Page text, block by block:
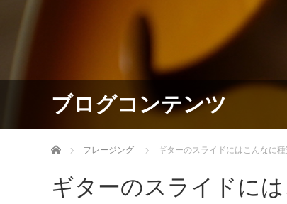
ブログコンテンツ
Home フレージング ギターのスライドにはこんなに
ギターのスライドに